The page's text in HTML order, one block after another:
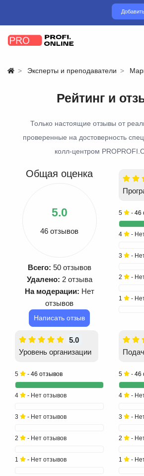
Эксперты и преподаватели
Рейтинг и
Только настоящие отзывы от
проверенные на достоверность
колл-центром
Общая оценка
5.0
46 отзывов
Всего: 50 отзывов
Удалено: 2 отзыва
На модерации: Нет
отзывов
Написать отзыв
5 - 46
4 -
3 -
2 -
1 -
5.0
Уровень организации
5 - 46 отзывов
4 - Нет отзывов
3 - Нет отзывов
2 - Нет отзывов
1 - Нет отзывов
5 - 46
4 -
3 -
2 -
1 -